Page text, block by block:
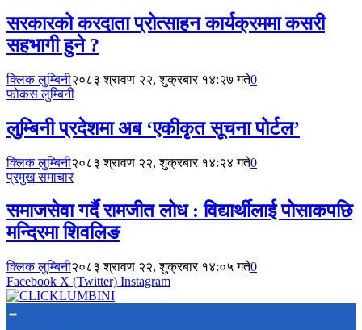
सरकारको करदाता प्रोत्साहन कार्यक्रममा कसरी
सहभागी हुने ?
क्लिक लुम्बिनी२०८३ श्रावण २२, शुक्रबार १४:२७ गते0
फोकस लुम्बिनी
लुम्बिनी प्रदेशमा अब ‘एकीकृत सूचना पोर्टल’
क्लिक लुम्बिनी२०८३ श्रावण २२, शुक्रबार १४:२४ गते0
प्रमुख समाचार
समाजसेवा गर्दै रामजीत लोध : विद्यार्थीलाई पोसाकपछि
मन्दिरमा शिवलिङ
क्लिक लुम्बिनी२०८३ श्रावण २२, शुक्रबार १४:०५ गते0
Facebook X (Twitter) Instagram